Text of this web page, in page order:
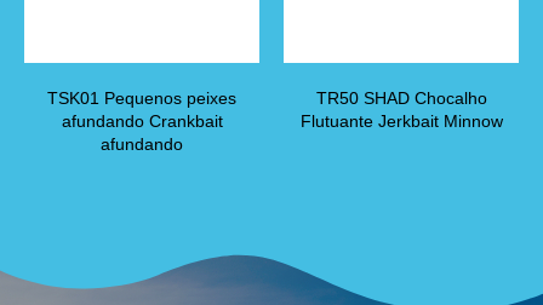
TSK01 Pequenos peixes
afundando Crankbait
afundando
TR50 SHAD Chocalho
Flutuante Jerkbait Minnow